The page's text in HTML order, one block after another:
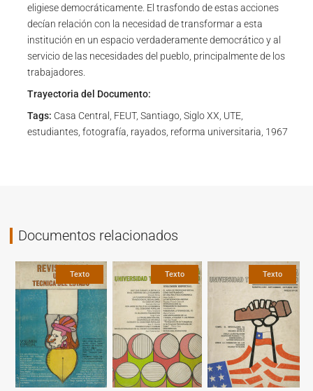
eligiese democráticamente. El trasfondo de estas acciones
decían relación con la necesidad de transformar a esta
institución en un espacio verdaderamente democrático y al
servicio de las necesidades del pueblo, principalmente de los
trabajadores.
Trayectoria del Documento:
Tags: Casa Central, FEUT, Santiago, Siglo XX, UTE,
estudiantes, fotografía, rayados, reforma universitaria, 1967
Documentos relacionados
Texto Texto Texto